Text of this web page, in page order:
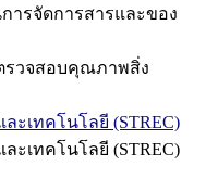
ารจัดการสารและของ
รวจสอบคุณภาพสิ่ง
ะเทคโนโลยี (STREC)
ะเทคโนโลยี (STREC)